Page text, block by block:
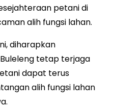
petani di
alih fungsi lahan.
diharapkan
tetap terjaga
dapat terus
alih fungsi lahan